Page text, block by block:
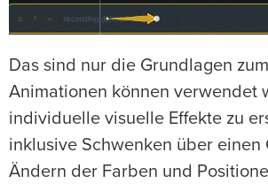
Das sind nur die Grundlagen
Animationen können verwendet
individuelle visuelle Effekte zu
inklusive Schwenken über einen
Ändern der Farben und